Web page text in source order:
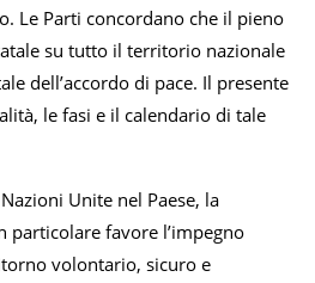
Le Parti concordano che il pieno
su tutto il territorio nazionale
dell’accordo di pace. Il presente
le fasi e il calendario di tale
Unite nel Paese, la
particolare favore l’impegno
volontario, sicuro e